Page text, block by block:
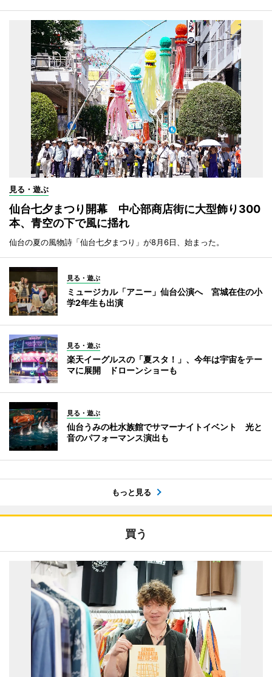
見る・遊ぶ
仙台七夕まつり開幕 中心部商店街に大型飾り300
本、青空の下で風に揺れ
仙台の夏の風物詩「仙台七夕まつり」が8月6日、始まった。
見る・遊ぶ
ミュージカル「アニー」仙台公演へ 宮城在住の小
学2年生も出演
見る・遊ぶ
楽天イーグルスの「夏スタ！」、今年は宇宙をテー
マに展開 ドローンショーも
見る・遊ぶ
仙台うみの杜水族館でサマーナイトイベント 光と
音のパフォーマンス演出も
もっと見る
買う